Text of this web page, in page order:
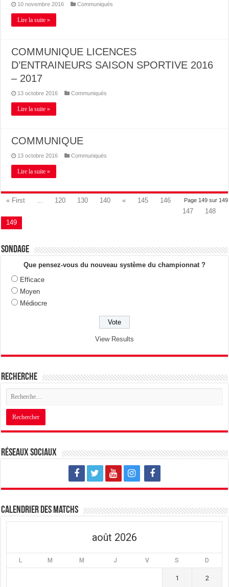
10 novembre 2016 Communiqués
Lire la suite »
COMMUNIQUE LICENCES
D’ENTRAINEURS SAISON SPORTIVE 2016
– 2017
13 octobre 2016 Communiqués
Lire la suite »
COMMUNIQUE
13 octobre 2016 Communiqués
Lire la suite »
Page 149 sur 149
« First 120 130 140 « 145
146
147
148
149
Sondage
Que pensez-vous du nouveau système du championnat ?
Efficace
Moyen
Médiocre
View Results
Recherche
Réseaux sociaux
Calendrier des matchs
août 2026
L M M J V S D
1 2